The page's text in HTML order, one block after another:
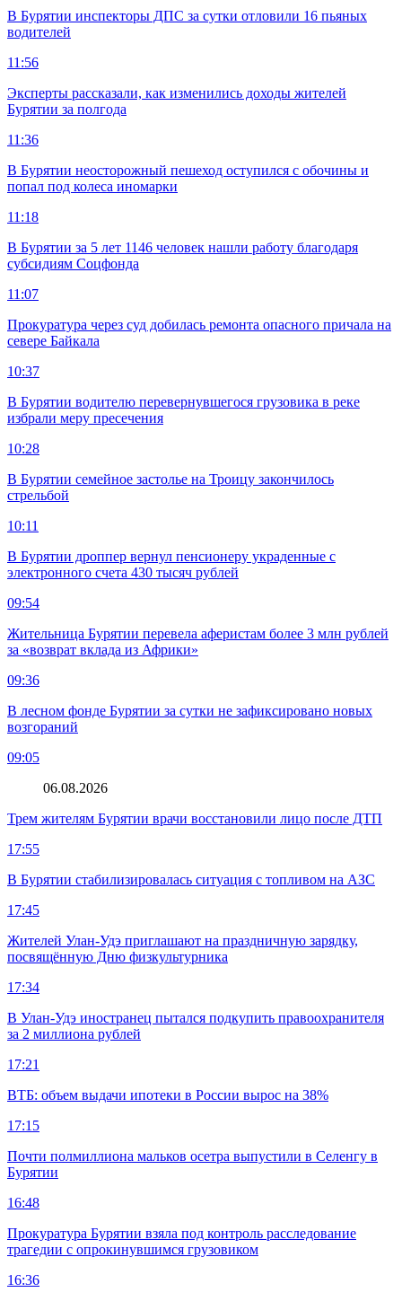
В Бурятии инспекторы ДПС за сутки отловили 16 пьяных
водителей
11:56
Эксперты рассказали, как изменились доходы жителей
Бурятии за полгода
11:36
В Бурятии неосторожный пешеход оступился с обочины и
попал под колеса иномарки
11:18
В Бурятии за 5 лет 1146 человек нашли работу благодаря
субсидиям Соцфонда
11:07
Прокуратура через суд добилась ремонта опасного причала на
севере Байкала
10:37
В Бурятии водителю перевернувшегося грузовика в реке
избрали меру пресечения
10:28
В Бурятии семейное застолье на Троицу закончилось
стрельбой
10:11
В Бурятии дроппер вернул пенсионеру украденные с
электронного счета 430 тысяч рублей
09:54
Жительница Бурятии перевела аферистам более 3 млн рублей
за «возврат вклада из Африки»
09:36
В лесном фонде Бурятии за сутки не зафиксировано новых
возгораний
09:05
06.08.2026
Трем жителям Бурятии врачи восстановили лицо после ДТП
17:55
В Бурятии стабилизировалась ситуация с топливом на АЗС
17:45
Жителей Улан-Удэ приглашают на праздничную зарядку,
посвящённую Дню физкультурника
17:34
В Улан-Удэ иностранец пытался подкупить правоохранителя
за 2 миллиона рублей
17:21
ВТБ: объем выдачи ипотеки в России вырос на 38%
17:15
Почти полмиллиона мальков осетра выпустили в Селенгу в
Бурятии
16:48
Прокуратура Бурятии взяла под контроль расследование
трагедии с опрокинувшимся грузовиком
16:36